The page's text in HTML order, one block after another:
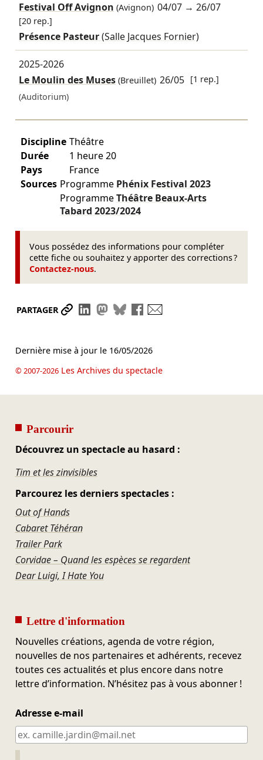
Festival Off Avignon (Avignon) 04/07 →26/07
[20 rep.]
Présence Pasteur(Salle Jacques Fornier)
2025-2026
Le Moulin des Muses(Breuillet) 26/05 [1 rep.]
(Auditorium)
Discipline Théâtre
Durée
1 heure 20
Pays
France
Sources Programme Phénix Festival 2023
ProgrammeThéâtre Beaux-Arts
Tabard 2023/2024
Vous possédez des informations pour compléter
cette fiche ou souhaitez y apporter des corrections ?
Contactez-nous.
PARTAGER Partager le lien
Partager sur LinkedIn
Partager sur Mastodon
Partager sur Bluesky
Partager sur Facebook
Dernière mise à jour le 16/05/2026
© 2007-2026Les Archives du spectacle
Parcourir
Découvrez un spectacle au hasard :
Tim et les zinvisibles
Parcourez les derniers spectacles :
Out of Hands
Cabaret Téhéran
Trailer Park
Corvidae – Quand les espèces se regardent
Dear Luigi, I Hate You
Lettre d'information
Nouvelles créations, agenda de votre région,
nouvelles de nos partenaires et adhérents, recevez
toutes ces actualités et plus encore dans notre
lettre d’information. N’hésitez pas à vous abonner !
Adresse e-mail